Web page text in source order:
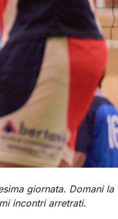
giornata. Domani la
incontri arretrati.